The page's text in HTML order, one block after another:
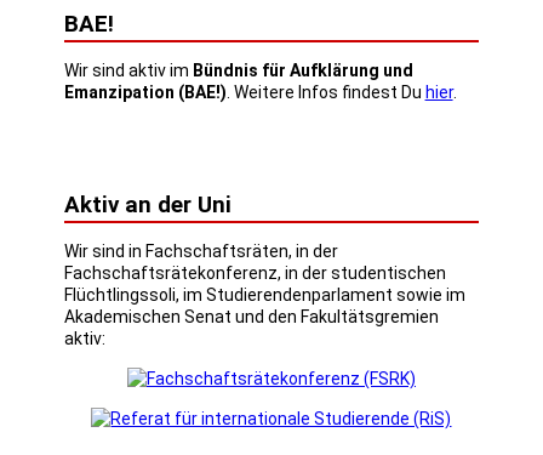
BAE!
Wir sind aktiv im Bündnis für Aufklärung und
Emanzipation (BAE!) . Weitere Infos findest Du hier.
Aktiv an der Uni
Wir sind in Fachschaftsräten, in der
Fachschaftsrätekonferenz, in der studentischen
Flüchtlingssoli, im Studierendenparlament sowie im
Akademischen Senat und den Fakultätsgremien
aktiv: